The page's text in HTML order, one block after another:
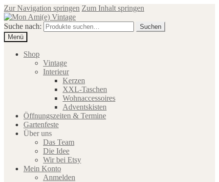
Zur Navigation springen Zum Inhalt springen
Suche nach:
Suchen
Menü
Shop
Vintage
Interieur
Kerzen
XXL-Taschen
Wohnaccessoires
Adventskisten
Öffnungszeiten & Termine
Gartenfeste
Über uns
Das Team
Die Idee
Wir bei Etsy
Mein Konto
Anmelden